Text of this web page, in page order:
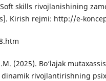
Soft skills rivojlanishining
Kirish rejmi: http://e-
(2025). Bo‘lajak
rivojlantirishning